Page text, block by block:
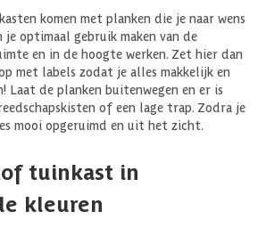
komen met planken die je naar wens
je optimaal gebruik maken van de
en in de hoogte werken. Zet hier dan
met labels zodat je alles makkelijk en
Laat de planken buitenwegen en er is
of een lage trap. Zodra je
mooi opgeruimd en uit het zicht.
tuinkast in
kleuren